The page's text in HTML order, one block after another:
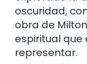
oscuridad,
obra de
espiritual que
representar.